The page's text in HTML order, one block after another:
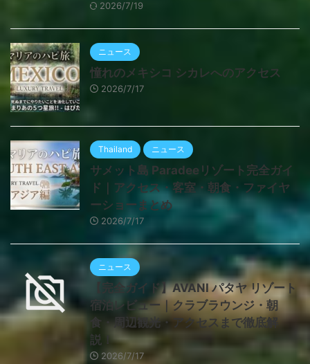
2026/7/19
ニュース
憧れのメキシコ シカレへのアクセス
2026/7/17
Thailand ニュース
サメット島 Paradeeリゾート完全ガイ
ド｜アクセス・客室・朝食・ファイヤ
ーショーまとめ
2026/7/17
ニュース
【完全ガイド】AVANI パタヤ リゾート
宿泊レビュー｜クラブラウンジ・朝
食・周辺観光・アクセスまで徹底解
説！
2026/7/17